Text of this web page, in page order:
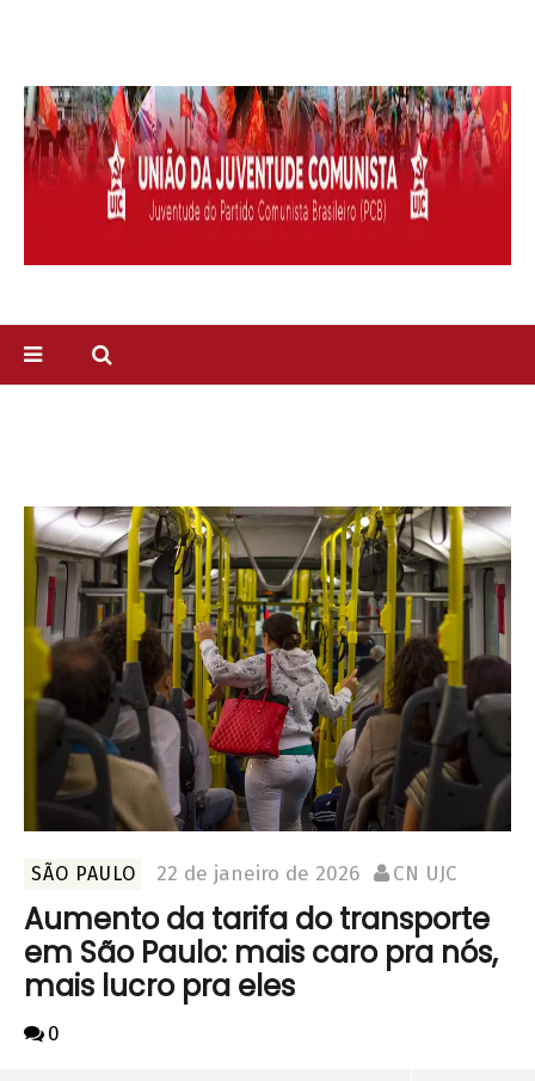
SÃO PAULO 22 de janeiro de 2026 CN UJC
Aumento da tarifa do transporte
em São Paulo: mais caro pra nós,
mais lucro pra eles
0